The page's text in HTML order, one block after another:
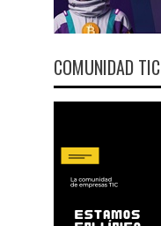
COMUNIDAD TIC